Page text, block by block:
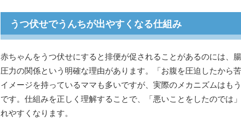
うつ伏せでうんちが出やすくなる仕組み
赤ちゃんをうつ伏せにすると排便が促されることがあるのには、
圧力の関係という明確な理由があります。「お腹を圧迫したから
イメージを持っているママも多いですが、実際のメカニズムはも
です。仕組みを正しく理解することで、「悪いことをしたのでは
れやすくなります。